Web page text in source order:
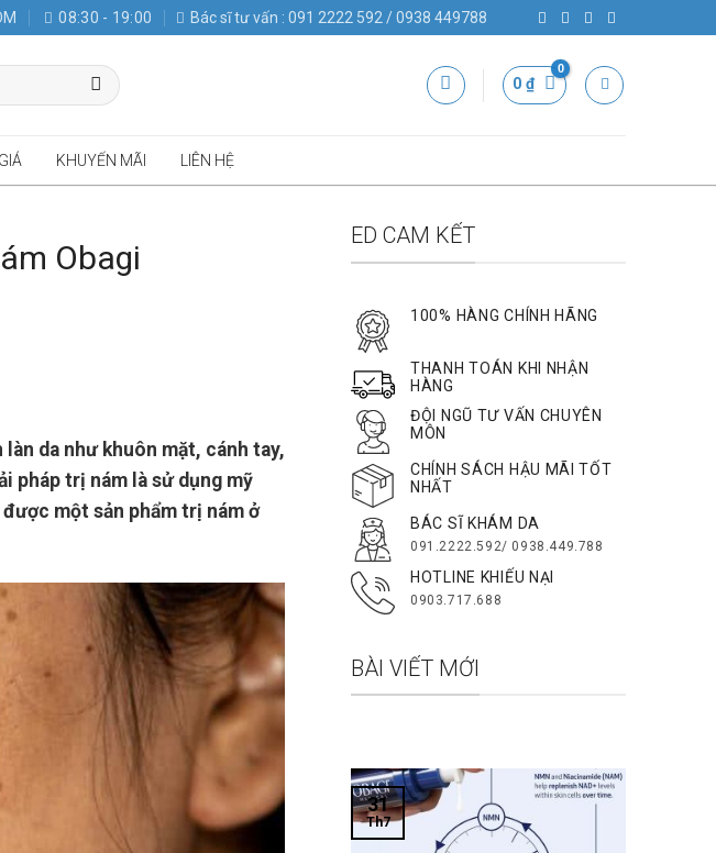
08:30 - 19:00 Bác sĩ tư vấn : 091 2222 592 / 0938 449788
0₫
KHUYẾN MÃI LIÊN HỆ
Obagi
da như khuôn mặt, cánh tay,
pháp trị nám là sử dụng mỹ
một sản phẩm trị nám ở
ED CAM KẾT
100% HÀNG CHÍNH HÃNG
THANH TOÁN KHI NHẬN
HÀNG
ĐỘI NGŨ TƯ VẤN CHUYÊN
MÔN
CHÍNH SÁCH HẬU MÃI TỐT
NHẤT
BÁC SĨ KHÁM DA
091.2222.592/ 0938.449.788
HOTLINE KHIẾU NẠI
0903.717.688
BÀI VIẾT MỚI
31
Th7